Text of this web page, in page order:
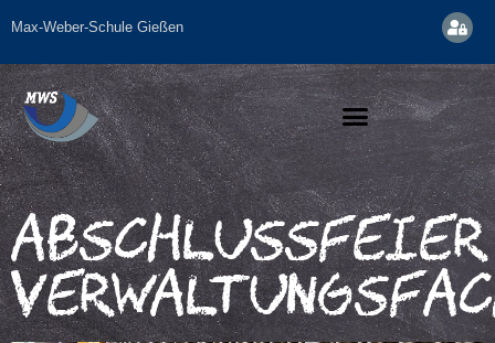
Max-Weber-Schule Gießen
Abschlussfeier